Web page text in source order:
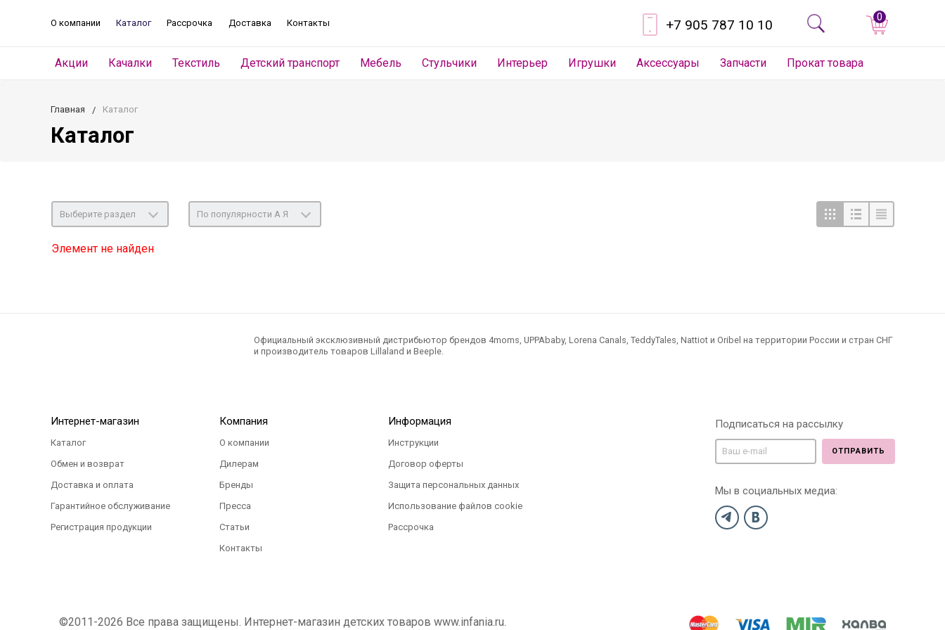
О компании Каталог Рассрочка Доставка Контакты +7 905 787 10 10 0
Акции Качалки Текстиль Детский транспорт Мебель Стульчики Интерьер Игрушки Аксессуары Запчасти Прокат товара
Главная Каталог
Каталог
Выберите раздел По популярности А Я
Элемент не найден
Официальный эксклюзивный дистрибьютор брендов 4moms, UPPAbaby, Lorena Canals, TeddyTales, Nattiot и Oribel на территории России и стран СНГ
и производитель товаров Lillaland и Beeple.
Интернет-магазин
Каталог
Обмен и возврат
Доставка и оплата
Гарантийное обслуживание
Регистрация продукции
Компания
О компании
Дилерам
Бренды
Пресса
Статьи
Контакты
Информация
Инструкции
Договор оферты
Защита персональных данных
Использование файлов cookie
Рассрочка
Подписаться на рассылку
ОТПРАВИТЬ
Мы в социальных медиа:
©2011-2026 Все права защищены. Интернет-магазин детских товаров www.infania.ru.